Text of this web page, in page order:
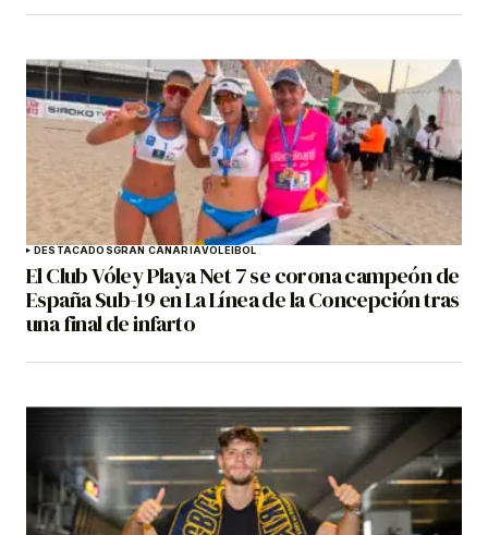
DESTACADOSGRAN CANARIAVOLEIBOL
El Club Vóley Playa Net 7 se corona campeón de
España Sub-19 en La Línea de la Concepción tras
una final de infarto